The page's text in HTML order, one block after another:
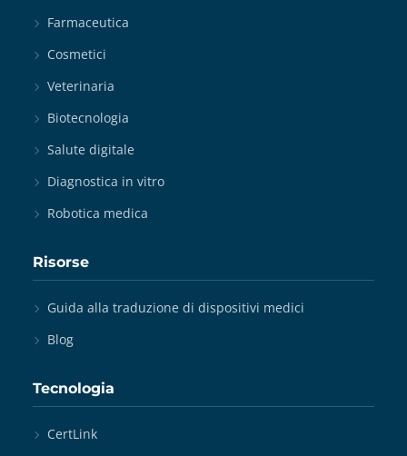
Farmaceutica
Cosmetici
Veterinaria
Biotecnologia
Salute digitale
Diagnostica in vitro
Robotica medica
Risorse
Guida alla traduzione di dispositivi medici
Blog
Tecnologia
CertLink